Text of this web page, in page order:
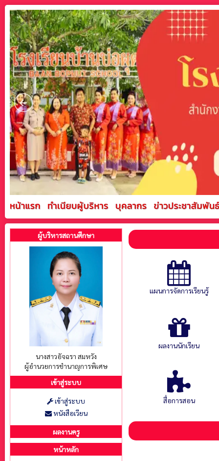
ผู้บริหารสถานศึกษา
นางสาวอัจฉรา สมหวัง
ผู้อำนวยการชำนาญการพิเศษ
เข้าสู่ระบบ
เข้าสู่ระบบ
หนังสือเวียน
ผลงานครู
หน้าหลัก
แผนการจัดการเรียนรู้
ผลงานนักเรียน
สื่อการสอน